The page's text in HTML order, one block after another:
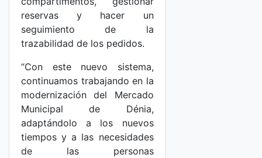
reservas y hacer un
seguimiento de la
trazabilidad de los pedidos.
“Con este nuevo sistema,
continuamos trabajando en la
modernización del Mercado
Municipal de Dénia,
adaptándolo a los nuevos
tiempos y a las necesidades
de las personas